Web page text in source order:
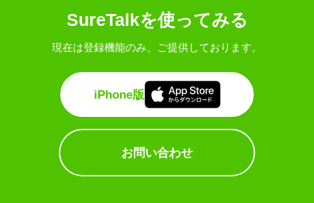
SureTalkを使ってみる
現在は登録機能のみ、ご提供しております。
iPhone版
お問い合わせ